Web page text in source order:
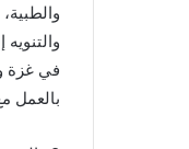
في غزة
بالعمل